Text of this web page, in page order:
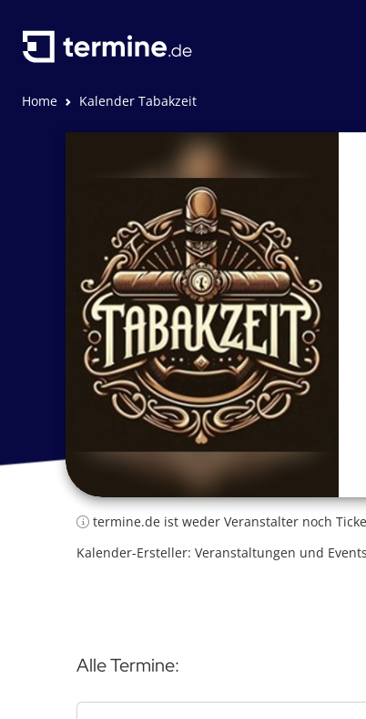
Home Kalender Tabakzeit
termine.de ist weder Veranstalter noch
Kalender-Ersteller: Veranstaltungen und
Alle Termine: